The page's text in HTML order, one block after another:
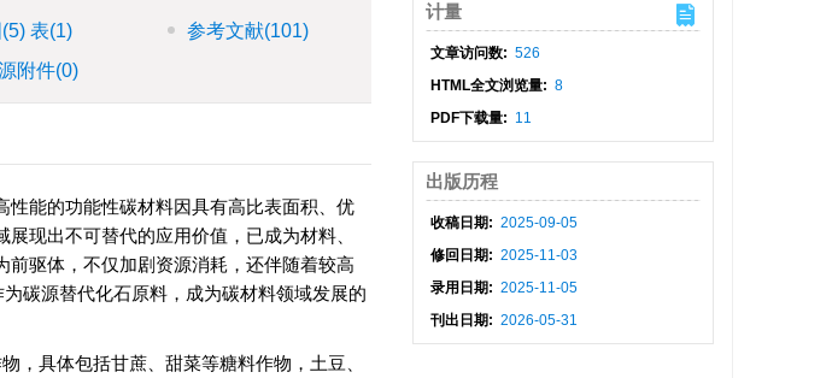
(5)表(1) 参考文献(101)
附件(0)
能的功能性碳材料因具有高比表面积、优
现出不可替代的应用价值，已成为材料、
驱体，不仅加剧资源消耗，还伴随着较高
碳源替代化石原料，成为碳材料领域发展的
，具体包括甘蔗、甜菜等糖料作物，土豆、
计量
文章访问数: 526
HTML全文浏览量: 8
PDF下载量: 11
出版历程
收稿日期: 2025-09-05
修回日期: 2025-11-03
录用日期: 2025-11-05
刊出日期: 2026-05-31